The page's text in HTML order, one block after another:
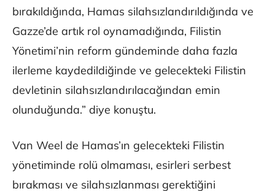
bırakıldığında, Hamas silahsızlandırıldığında ve
Gazze’de artık rol oynamadığında, Filistin
Yönetimi’nin reform gündeminde daha fazla
ilerleme kaydedildiğinde ve gelecekteki Filistin
devletinin silahsızlandırılacağından emin
olunduğunda.” diye konuştu.
Van Weel de Hamas’ın gelecekteki Filistin
yönetiminde rolü olmaması, esirleri serbest
bırakması ve silahsızlanması gerektiğini